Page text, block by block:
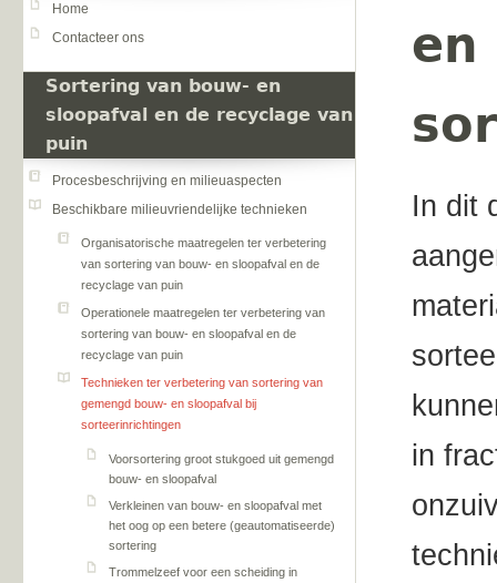
Home
Contacteer ons
Sortering van bouw- en
sloopafval en de recyclage van
puin
Procesbeschrijving en milieuaspecten
Beschikbare milieuvriendelijke technieken
Organisatorische maatregelen ter verbetering
van sortering van bouw- en sloopafval en de
recyclage van puin
Operationele maatregelen ter verbetering van
sortering van bouw- en sloopafval en de
recyclage van puin
Technieken ter verbetering van sortering van
gemengd bouw- en sloopafval bij
sorteerinrichtingen
Voorsortering groot stukgoed uit gemengd
bouw- en sloopafval
Verkleinen van bouw- en sloopafval met
het oog op een betere (geautomatiseerde)
sortering
Trommelzeef voor een scheiding in
en
In dit
in